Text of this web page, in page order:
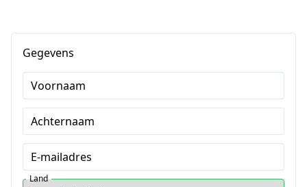
Gegevens
Voornaam
Achternaam
E-mailadres
Land